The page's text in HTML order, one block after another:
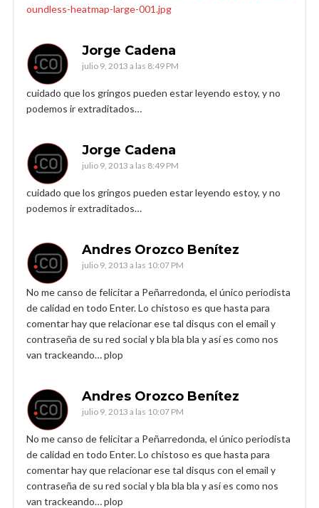
oundless-heatmap-large-001.jpg
Jorge Cadena
julio 9, 2013 a las 8:49 PM
cuidado que los gringos pueden estar leyendo estoy, y no
podemos ir extraditados…
Jorge Cadena
julio 9, 2013 a las 8:49 PM
cuidado que los gringos pueden estar leyendo estoy, y no
podemos ir extraditados…
Andres Orozco Benítez
julio 9, 2013 a las 10:07 PM
No me canso de felicitar a Peñarredonda, el único periodista
de calidad en todo Enter. Lo chistoso es que hasta para
comentar hay que relacionar ese tal disqus con el email y
contraseña de su red social y bla bla bla y así es como nos
van trackeando… plop
Andres Orozco Benítez
julio 9, 2013 a las 10:07 PM
No me canso de felicitar a Peñarredonda, el único periodista
de calidad en todo Enter. Lo chistoso es que hasta para
comentar hay que relacionar ese tal disqus con el email y
contraseña de su red social y bla bla bla y así es como nos
van trackeando… plop